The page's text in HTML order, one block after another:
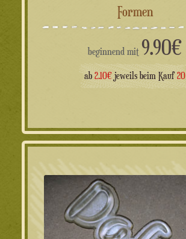
Formen
beginnend mit 9.90€
ab 2.10€ jeweils beim Kauf20